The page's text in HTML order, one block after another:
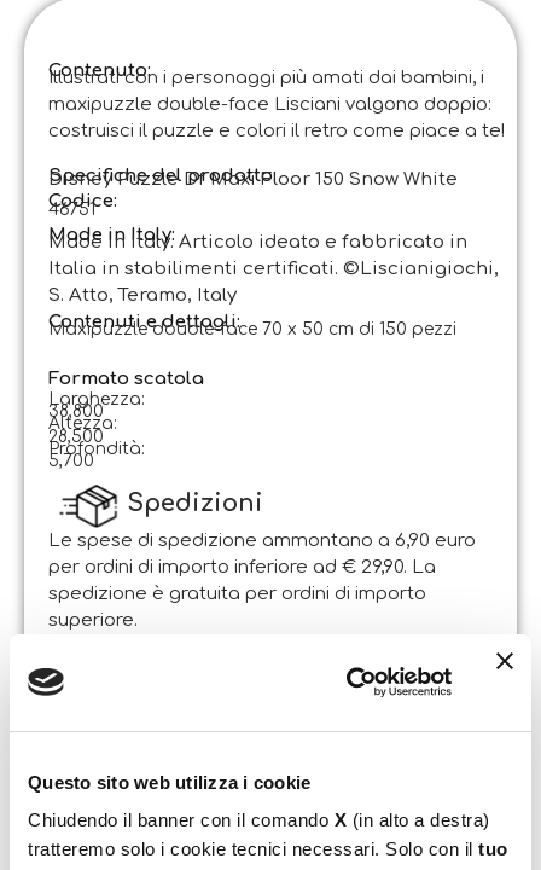
Questo sito web utilizza i cookie
Chiudendo il banner con il comando X (in alto a destra)
tratteremo solo i cookie tecnici necessari. Solo con il tuo
Contenuto:
Illustrati con i personaggi più amati dai bambini, i
maxipuzzle double-face Lisciani valgono doppio:
costruisci il puzzle e colori il retro come piace a te!
Specifiche del prodotto:
Disney Puzzle Df Maxi Floor 150 Snow White
Codice:
46751
Made in Italy:
Made in Italy. Articolo ideato e fabbricato in
Italia in stabilimenti certificati. ©Liscianigiochi,
S. Atto, Teramo, Italy
Contenuti e dettagli:
Maxipuzzle double-face 70 x 50 cm di 150 pezzi
Formato scatola
Larghezza:
38,800
Altezza:
28,500
Profondità:
5,700
Spedizioni
Le spese di spedizione ammontano a 6,90 euro
per ordini di importo inferiore ad € 29,90. La
spedizione è gratuita per ordini di importo
superiore.
Il pacco sarà spedito entro 1-2 giorni lavorativi
dalla data di ricezione dell’ordine. Sabato e
Resi
non oltre 14 giorni lavorativi dalla data di
ricevimento dei beni, attraverso lettera